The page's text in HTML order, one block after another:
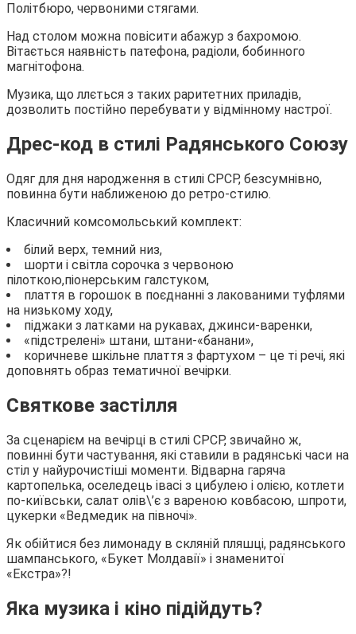
Політбюро, червоними стягами.
Над столом можна повісити абажур з бахромою.
Вітається наявність патефона, радіоли, бобинного
магнітофона.
Музика, що ллється з таких раритетних приладів,
дозволить постійно перебувати у відмінному настрої.
Дрес-код в стилі Радянського Союзу
Одяг для дня народження в стилі СРСР, безсумнівно,
повинна бути наближеною до ретро-стилю.
Класичний комсомольський комплект:
білий верх, темний низ,
шорти і світла сорочка з червоною
пілоткою,піонерським галстуком,
плаття в горошок в поєднанні з лакованими туфлями
на низькому ходу,
піджаки з латками на рукавах, джинси-варенки,
«підстрелені» штани, штани-«банани»,
коричневе шкільне плаття з фартухом – це ті речі, які
доповнять образ тематичної вечірки.
Святкове застілля
За сценарієм на вечірці в стилі СРСР, звичайно ж,
повинні бути частування, які ставили в радянські часи на
стіл у найурочистіші моменти. Відварна гаряча
картопелька, оселедець івасі з цибулею і олією, котлети
по-київськи, салат олів\’є з вареною ковбасою, шпроти,
цукерки «Ведмедик на півночі».
Як обійтися без лимонаду в скляній пляшці, радянського
шампанського, «Букет Молдавії» і знаменитої
«Екстра»?!
Яка музика і кіно підійдуть?